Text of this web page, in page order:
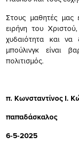
Στους μαθητές μας
ειρήνη του
χυδαιότητα και να
μπούλινγκ είναι
πολιτισμός.
π. Κωνσταντίνος Ι.
παπαδάσκαλος
6-5-2025